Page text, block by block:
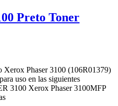
Preto Toner
Xerox Phaser 3100 (106R01379)
uso en las siguientes
3100 Xerox Phaser 3100MFP